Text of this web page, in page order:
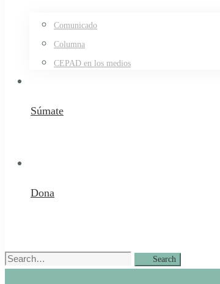
Comunicado
Columna
CEPAD en los medios
Súmate
Dona
Search
Search